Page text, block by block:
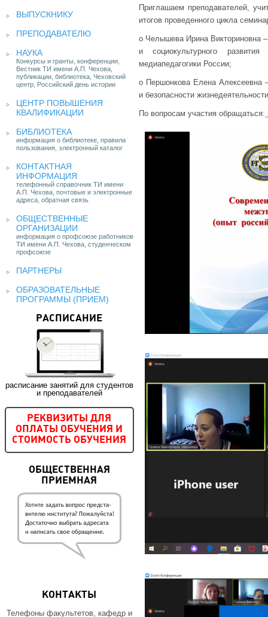
ВЫПУСКНИКУ
ПРЕПОДАВАТЕЛЮ
НАУКА
Конкурсы и гранты, конференции,
Вестник ТИ имени А.П. Чехова,
публикации, библиотека, Чеховский
центр, Российский день истории
ЦЕНТР ПОВЫШЕНИЯ
КВАЛИФИКАЦИИ
БИБЛИОТЕКА
информация о библиотеке, правила
пользования, электронный каталог
КОНТАКТНАЯ
ИНФОРМАЦИЯ
телефонный справочник ТИ имени
А.П. Чехова, почтовые и электронные
адреса, обратная связь
ОБЩЕСТВЕННЫЕ
ОРГАНИЗАЦИИ
информация о профсоюзе работников
ТИ имени А.П. Чехова, студенческом
профсоюзе
ПАРТНЕРЫ
ОБРАЗОВАТЕЛЬНЫЕ
ПРОГРАММЫ (ПРИЕМ)
РАСПИСАНИЕ
расписание занятий для студентов
и преподавателей
РЕКВИЗИТЫ ДЛЯ
ОПЛАТЫ ОБУЧЕНИЯ И
СТОИМОСТЬ ОБУЧЕНИЯ
ОБЩЕСТВЕННАЯ
ПРИЕМНАЯ
КОНТАКТЫ
Телефоны факультетов, кафедр и
Приглашаем преподавателей,
итогов проведенного цикла
o Челышева Ирина Викториновна –
и социокультурного
медиапедагогики России;
o Першонкова Елена Алексеевна
и безопасности
По вопросам участия обращаться: